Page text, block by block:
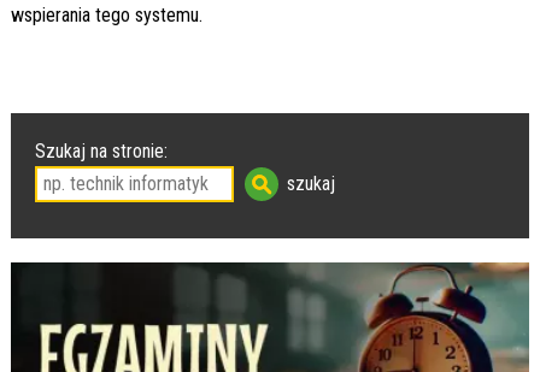
wspierania tego systemu.
Szukaj na stronie: